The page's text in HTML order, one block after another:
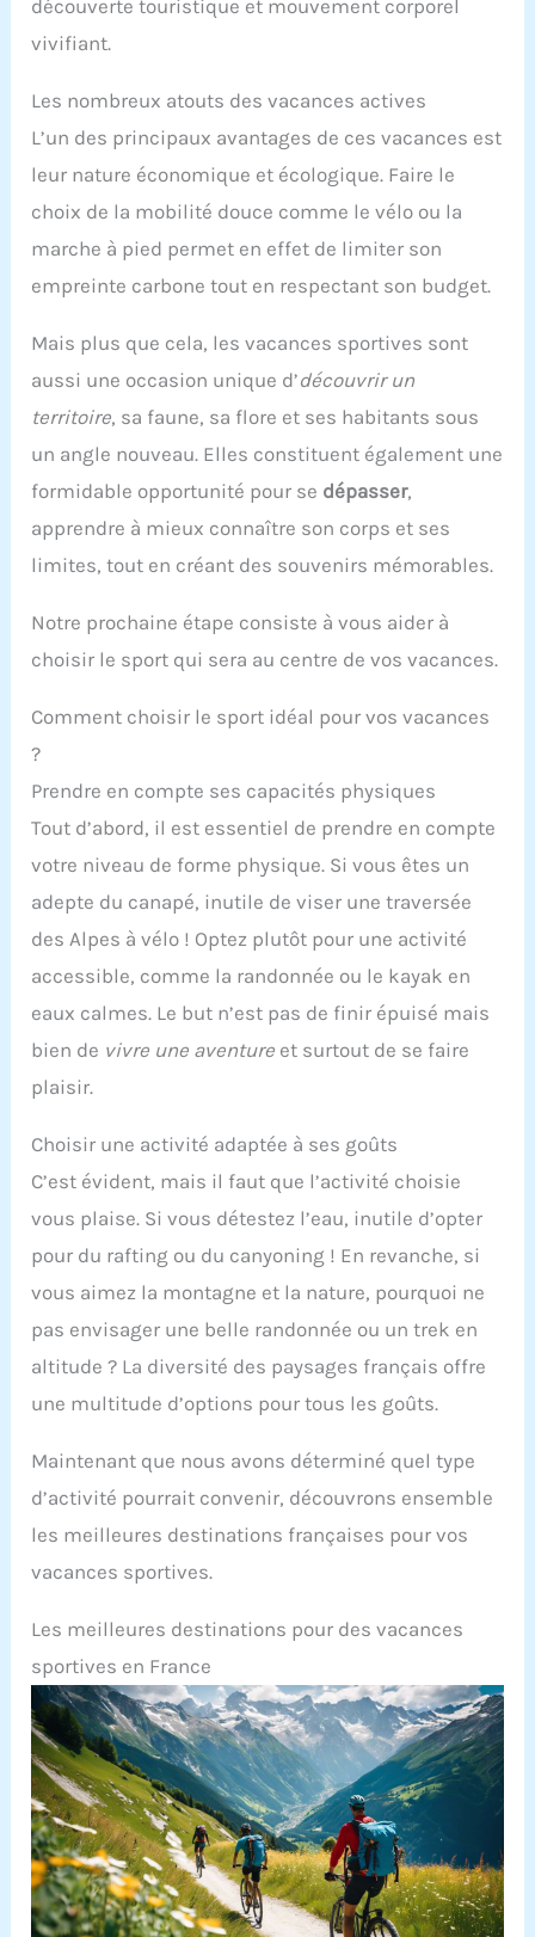
découverte touristique et mouvement corporel
vivifiant.
Les nombreux atouts des vacances actives
L’un des principaux avantages de ces vacances est
leur nature économique et écologique. Faire le
choix de la mobilité douce comme le vélo ou la
marche à pied permet en effet de limiter son
empreinte carbone tout en respectant son budget.
Mais plus que cela, les vacances sportives sont
aussi une occasion unique d’découvrir un
territoire, sa faune, sa flore et ses habitants sous
un angle nouveau. Elles constituent également une
formidable opportunité pour se dépasser,
apprendre à mieux connaître son corps et ses
limites, tout en créant des souvenirs mémorables.
Notre prochaine étape consiste à vous aider à
choisir le sport qui sera au centre de vos vacances.
Comment choisir le sport idéal pour vos vacances
?
Prendre en compte ses capacités physiques
Tout d’abord, il est essentiel de prendre en compte
votre niveau de forme physique. Si vous êtes un
adepte du canapé, inutile de viser une traversée
des Alpes à vélo ! Optez plutôt pour une activité
accessible, comme la randonnée ou le kayak en
eaux calmes. Le but n’est pas de finir épuisé mais
bien de vivre une aventure et surtout de se faire
plaisir.
Choisir une activité adaptée à ses goûts
C’est évident, mais il faut que l’activité choisie
vous plaise. Si vous détestez l’eau, inutile d’opter
pour du rafting ou du canyoning ! En revanche, si
vous aimez la montagne et la nature, pourquoi ne
pas envisager une belle randonnée ou un trek en
altitude ? La diversité des paysages français offre
une multitude d’options pour tous les goûts.
Maintenant que nous avons déterminé quel type
d’activité pourrait convenir, découvrons ensemble
les meilleures destinations françaises pour vos
vacances sportives.
Les meilleures destinations pour des vacances
sportives en France